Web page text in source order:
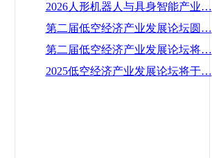
2026人形机器人与具身智能产业…
第二届低空经济产业发展论坛圆…
第二届低空经济产业发展论坛将…
2025低空经济产业发展论坛将于…